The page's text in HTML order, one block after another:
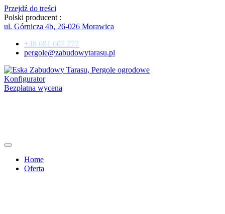
Przejdź do treści
Polski producent :
ul. Górnicza 4b, 26-026 Morawica
+48 691 607 777
pergole@zabudowytarasu.pl
Konfigurator
Bezpłatna wycena
Home
Oferta